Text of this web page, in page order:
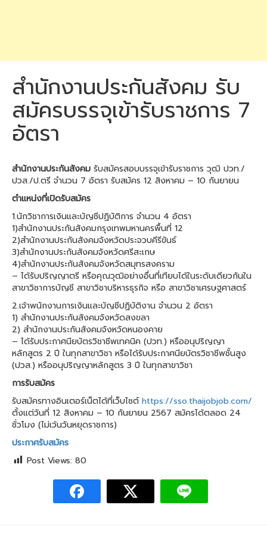
สำนักงานประกันสังคม รับ
สมัครบรรจุเข้ารับราชการ 7
อัตรา
สำนักงานประกันสังคม รับสมัครสอบบรรจุเข้ารับราชการ วุฒิ ปวท./
ปวส./ป.ตรี จำนวน 7 อัตรา รับสมัคร 12 สิงหาคม – 10 กันยายน
ตำแหน่งที่เปิดรับสมัคร
1.นักวิชาการเงินและบัญชีปฏิบัติการ จำนวน 4 อัตรา
1)สํานักงานประกันสังคมกรุงเทพมหานครพื้นที่ 12
2)สํานักงานประกันสังคมจังหวัดประจวบคีรีขันธ์
3)สํานักงานประกันสังคมจังหวัดศรีสะเกษ
4)สํานักงานประกันสังคมจังหวัดสมุทรสงคราม
– ได้รับปริญญาตรี หรือคุณวุฒิอย่างอื่นที่เทียบได้ในระดับเดียวกันใน
สาขาวิชาการบัญชี สาขาวิชาบริหารธุรกิจ หรือ สาขาวิชาเศรษฐศาสตร์
2.เจ้าพนักงานการเงินและบัญชีปฏิบัติงาน จำนวน 2 อัตรา
1) สํานักงานประกันสังคมจังหวัดสงขลา
2) สํานักงานประกันสังคมจังหวัดหนองคาย
– ได้รับประกาศนียบัตรวิชาชีพเทคนิค (ปวท.) หรืออนุปริญญา
หลักสูตร 2 ปี ในทุกสาขาวิชา หรือได้รับประกาศนียบัตรวิชาชีพชั้นสูง
(ปวส.) หรืออนุปริญญาหลักสูตร 3 ปี ในทุกสาขาวิชา
การรับสมัคร
รับสมัครทางอินเตอร์เน็ตได้ที่เว็บไซต์https://sso.thaijobjob.com/
ตั้งแต่วันที่ 12 สิงหาคม – 10 กันยายน 2567 สมัครได้ตลอด 24
ชั่วโมง (ไม่เว้นวันหยุดราชการ)
ประกาศรับสมัคร
Post Views: 80